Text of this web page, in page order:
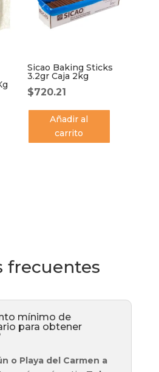
Sicao Baking Sticks
3.2gr Caja 2kg
$720.21
Añadir al
carrito
frecuentes
mínimo de
para obtener
o Playa del Carmen a